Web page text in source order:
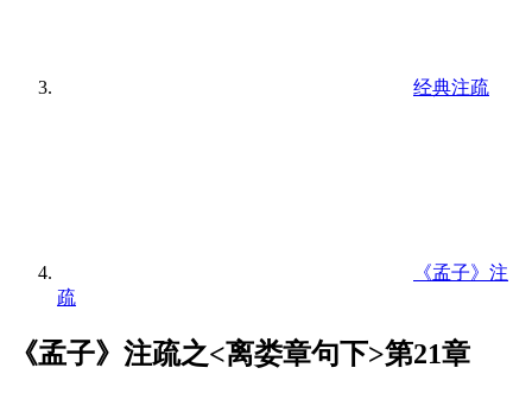
经典注疏
《孟子》注
疏
《孟子》注疏之<离娄章句下>第21章